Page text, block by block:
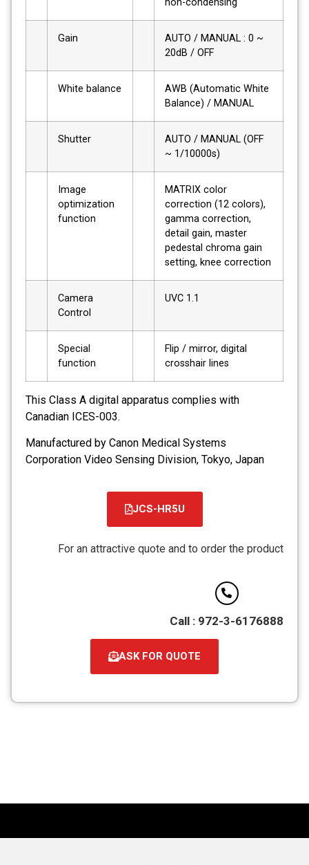
Gain
AUTO / MANUAL : 0 ~
20dB / OFF
White balance
AWB (Automatic White
Balance) / MANUAL
Shutter
AUTO / MANUAL (OFF
~ 1/10000s)
Image
optimization
function
MATRIX color
correction (12 colors),
gamma correction,
detail gain, master
pedestal chroma gain
setting, knee correction
Camera
Control
UVC 1.1
Special
function
Flip / mirror, digital
crosshair lines
This Class A digital apparatus complies with
Canadian ICES-003.
Manufactured by Canon Medical Systems
Corporation Video Sensing Division, Tokyo, Japan
JCS-HR5U
קובץ
PDF
For an attractive quote and to order the product
Call : 972-3-6176888
ASK FOR QUOTE